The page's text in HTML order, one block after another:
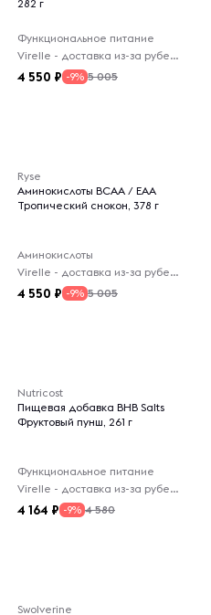
282 г
Функциональное питание
Virelle - доставка из-за рубежа
4 550 -9% 5 005
Ryse
Аминокислоты BCAA / EAA
Тропический снокон, 378 г
Аминокислоты
Virelle - доставка из-за рубежа
4 550 -9% 5 005
Nutricost
Пищевая добавка BHB Salts
Фруктовый пунш, 261 г
Функциональное питание
Virelle - доставка из-за рубежа
4 164 -9% 4 580
Swolverine